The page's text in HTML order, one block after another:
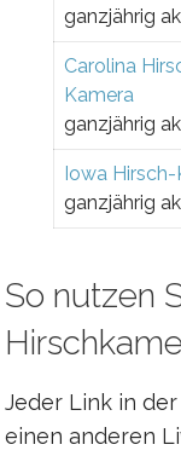
ganzjährig
Carolina
Kamera
ganzjährig
Iowa
ganzjährig
So nutzen
Jeder Link in
einen anderen